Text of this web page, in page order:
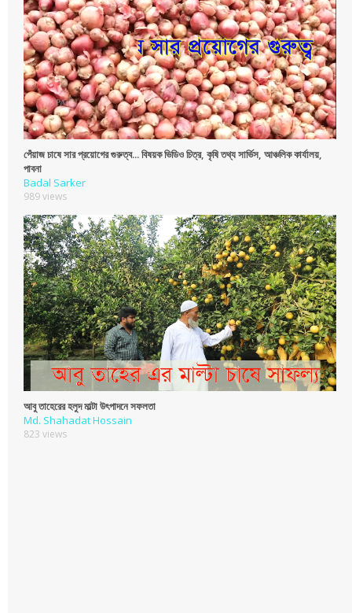
পেঁয়াজ চাষে সার প্রয়োগের গুরুত্ব... বিষয়ক ভিডিও চিত্র, কৃষি তথ্য সার্ভিস, আঞ্চলিক কার্যালয়,
পাবনা
Badal Sarker
989 views
আবু তাহেরের হলুদ মাল্টা উৎপাদনে সফলতা
Md. Shahadat Hossain
823 views